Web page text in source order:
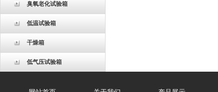
臭氧老化试验箱
低温试验箱
干燥箱
低气压试验箱